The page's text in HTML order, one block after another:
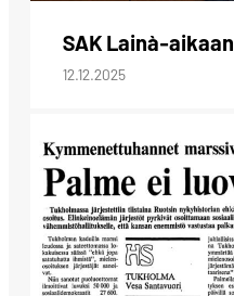
SAK Lainà-aikaan
12.12.2025